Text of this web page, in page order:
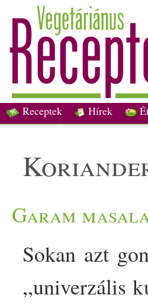
Receptek Hírek
Garam
Sokan azt
,,univerzális